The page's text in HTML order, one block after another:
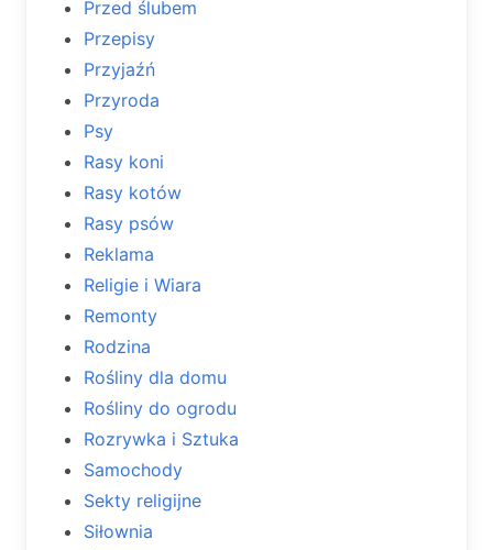
Przed ślubem
Przepisy
Przyjaźń
Przyroda
Psy
Rasy koni
Rasy kotów
Rasy psów
Reklama
Religie i Wiara
Remonty
Rodzina
Rośliny dla domu
Rośliny do ogrodu
Rozrywka i Sztuka
Samochody
Sekty religijne
Siłownia